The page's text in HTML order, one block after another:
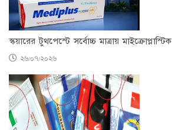
স্কয়ারের টুথপেস্টে সর্বোচ্চ মাত্রায় মাইক্রোপ্লাস্টিক
২৬/০৭/২০২৬